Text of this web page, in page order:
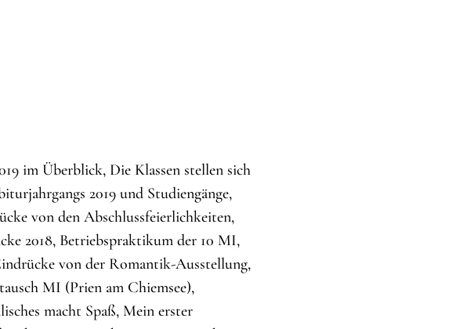
im Überblick, Die Klassen stellen sich
2019 und Studiengänge,
von den Abschlussfeierlichkeiten,
2018, Betriebspraktikum der 10 MI,
von der Romantik-Ausstellung,
MI (Prien am Chiemsee),
macht Spaß, Mein erster